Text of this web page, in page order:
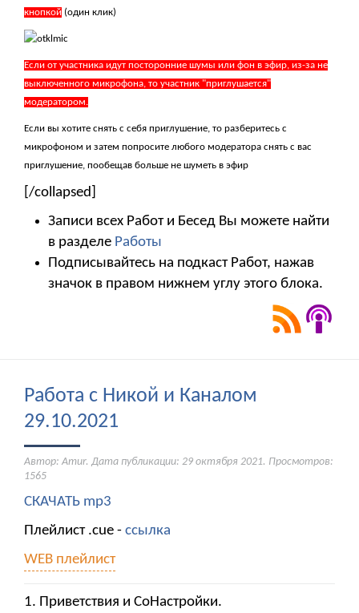
кнопкой (один клик)
Если от участника идут посторонние шумы или фон в эфир, из-за не
выключенного микрофона, то участник "приглушается"
модератором.
Если вы хотите снять с себя приглушение, то разберитесь с
микрофоном и затем попросите любого модератора снять с вас
приглушение, пообещав больше не шуметь в эфир
[/collapsed]
Записи всех Работ и Бесед Вы можете найти
в разделе Работы
Подписывайтесь на подкаст Работ, нажав
значок в правом нижнем углу этого блока.
Работа с Никой и Каналом
29.10.2021
Автор: Amur. Дата публикации: 29 октября 2021. Просмотров:
1565
СКАЧАТЬ mp3
Плейлист .cue - ссылка
WEB плейлист
1. Приветствия и СоНастройки.